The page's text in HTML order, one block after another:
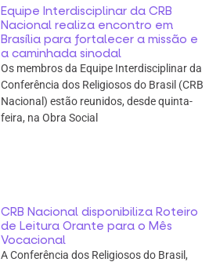
Equipe Interdisciplinar da CRB
Nacional realiza encontro em
Brasília para fortalecer a missão e
a caminhada sinodal
Os membros da Equipe Interdisciplinar da
Conferência dos Religiosos do Brasil (CRB
Nacional) estão reunidos, desde quinta-
feira, na Obra Social
CRB Nacional disponibiliza Roteiro
de Leitura Orante para o Mês
Vocacional
A Conferência dos Religiosos do Brasil,